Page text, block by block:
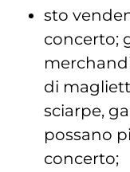
sto
concerto;
di
sciarpe,
possano
concerto;